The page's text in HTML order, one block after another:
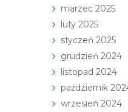
marzec 2025
luty 2025
styczeń 2025
grudzień 2024
listopad 2024
październik
wrzesień 2024